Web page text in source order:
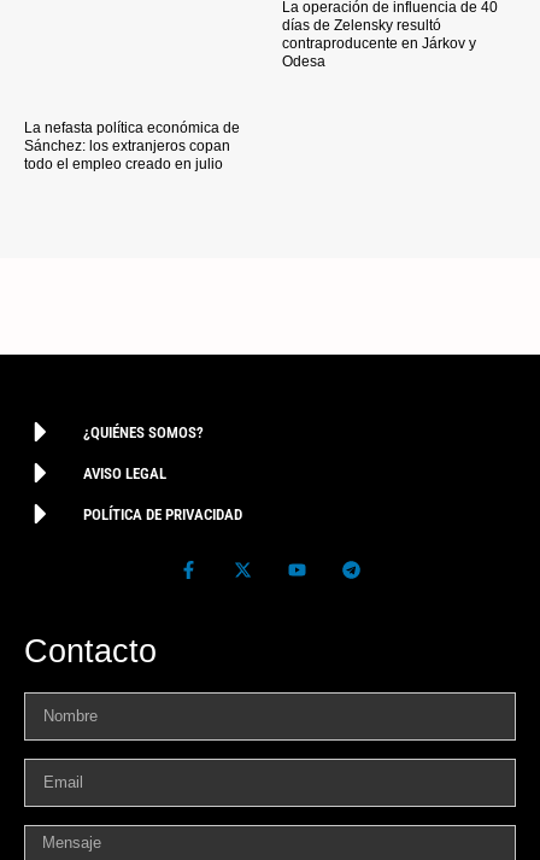
La nefasta política económica de
Sánchez: los extranjeros copan
todo el empleo creado en julio
La operación de influencia de 40
días de Zelensky resultó
contraproducente en Járkov y
Odesa
¿QUIÉNES SOMOS?
AVISO LEGAL
POLÍTICA DE PRIVACIDAD
Contacto